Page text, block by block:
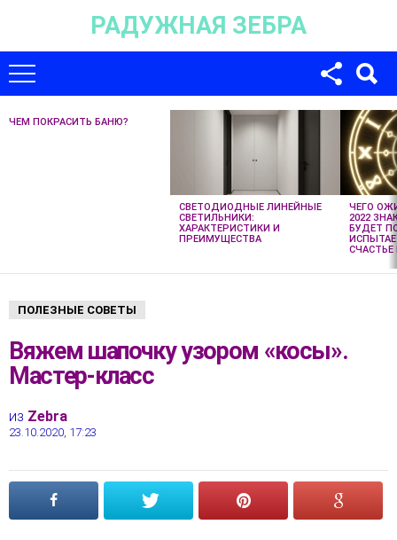
РАДУЖНАЯ ЗЕБРА
НЕ
ЧЕМ ПОКРАСИТЬ БАНЮ?
СВЕТОДИОДНЫЕ ЛИНЕЙНЫЕ
СВЕТИЛЬНИКИ:
ХАРАКТЕРИСТИКИ И
ПРЕИМУЩЕСТВА
ЧЕГО
2022
БУДЕТ
СЧАСТЬЕ
ПОЛЕЗНЫЕ СОВЕТЫ
Вяжем шапочку узором «косы».
Мастер-класс
из Zebra
23.10.2020, 17:23
Для любых предложений по сайту: